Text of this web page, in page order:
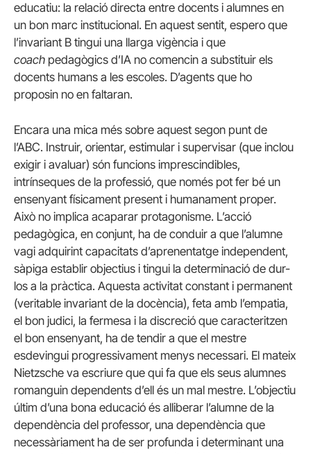
educatiu: la relació directa entre docents i alumnes en
un bon marc institucional. En aquest sentit, espero que
l’invariant B tingui una llarga vigència i que
coach pedagògics d’IA no comencin a substituir els
docents humans a les escoles. D’agents que ho
proposin no en faltaran.
Encara una mica més sobre aquest segon punt de
l’ABC. Instruir, orientar, estimular i supervisar (que inclou
exigir i avaluar) són funcions imprescindibles,
intrínseques de la professió, que només pot fer bé un
ensenyant físicament present i humanament proper.
Això no implica acaparar protagonisme. L’acció
pedagògica, en conjunt, ha de conduir a que l’alumne
vagi adquirint capacitats d’aprenentatge independent,
sàpiga establir objectius i tingui la determinació de dur-
los a la pràctica. Aquesta activitat constant i permanent
(veritable invariant de la docència), feta amb l’empatia,
el bon judici, la fermesa i la discreció que caracteritzen
el bon ensenyant, ha de tendir a que el mestre
esdevingui progressivament menys necessari. El mateix
Nietzsche va escriure que qui fa que els seus alumnes
romanguin dependents d’ell és un mal mestre. L’objectiu
últim d’una bona educació és alliberar l’alumne de la
dependència del professor, una dependència que
necessàriament ha de ser profunda i determinant una